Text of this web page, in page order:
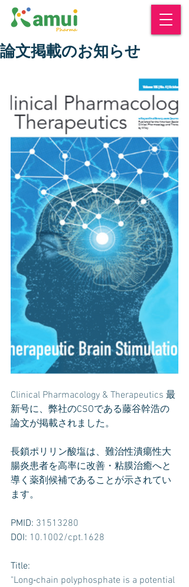
論文掲載のお知らせ
Clinical Pharmacology & Therapeutics 最
新号に、弊社のCSOである藤谷幹浩の
論文が掲載されました。
長鎖ポリリン酸塩は、難治性潰瘍性大
腸炎患者を高率に改善・粘膜治癒へと
導く薬剤候補であることが示されてい
ます。
PMID: 31513280
DOI: 10.1002/cpt.1628
Title:
"Long‐chain polyphosphate is a potential